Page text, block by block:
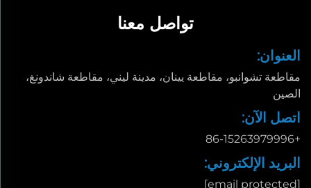
تواصل معنا
العنوان:
مقاطعة تشوانبو، مقاطعة يينان، مدينة ليني، مقاطعة شاندونغ،
الصين
اتصل الآن:
+86-15263979996
البريد الإلكتروني:
[email protected]